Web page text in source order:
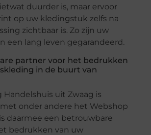
duurder is, maar ervoor
op uw kledingstuk zelfs na
zichtbaar is. Zo zijn uw
een lang leven gegarandeerd.
partner voor het bedrukken
in de buurt van
Handelshuis uit Zwaag is
onder andere het Webshop
daarmee een betrouwbare
bedrukken van uw